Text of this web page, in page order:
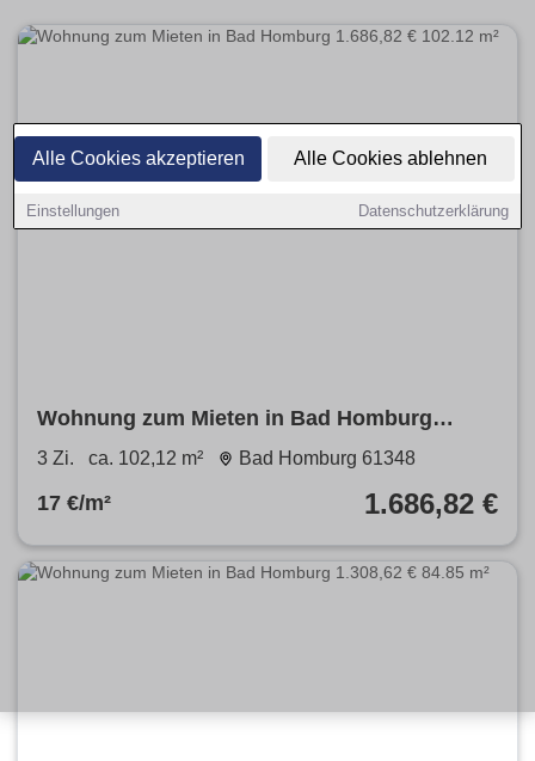
Alle Cookies akzeptieren Alle Cookies ablehnen
Einstellungen Datenschutzerklärung
Wohnung zum Mieten in Bad Homburg
1.686,82 € 102.12 m²
3 Zi. ca. 102,12 m² Bad Homburg 61348
17 €/m² 1.686,82 €